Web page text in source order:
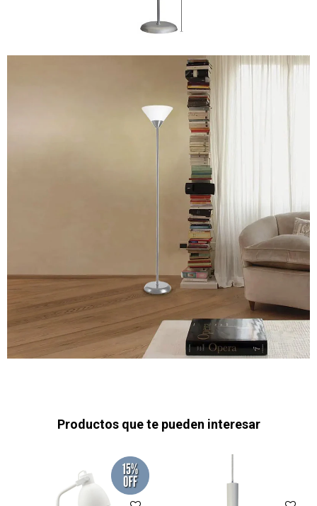
Productos que te pueden interesar